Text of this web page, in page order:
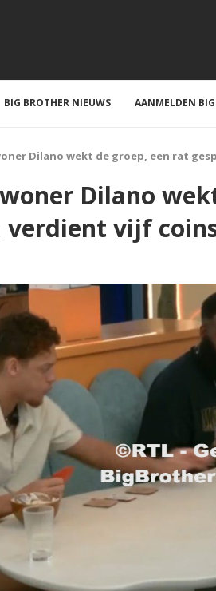
BIG BROTHER NIEUWS AANMELDEN
Dilano wekt de groep, een rat
Dilano
verdient vijf